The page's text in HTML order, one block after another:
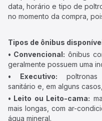
data, horário e tipo de
no momento da compra,
Tipos de ônibus
• Convencional: ônibus
geralmente possuem uma
• Executivo: poltronas
sanitário e, em alguns
• Leito ou Leito-cama:
mais longas, com ar-
água mineral.